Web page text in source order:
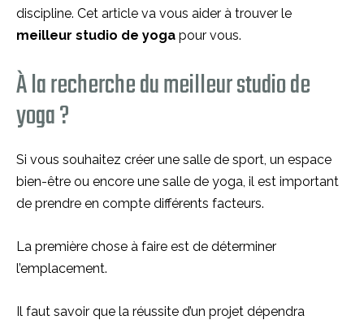
discipline. Cet article va vous aider à trouver le
meilleur studio de yoga pour vous.
À la recherche du meilleur studio de
yoga ?
Si vous souhaitez créer une salle de sport, un espace
bien-être ou encore une salle de yoga, il est important
de prendre en compte différents facteurs.
La première chose à faire est de déterminer
l’emplacement.
Il faut savoir que la réussite d’un projet dépendra